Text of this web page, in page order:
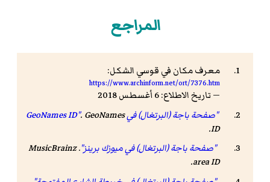
المراجع
معرف مكان في قوسي الشكل:
https://www.archinform.net/ort/7376.htm
— تاريخ الاطلاع: 6 أغسطس 2018
"صفحة باجة (البرتغال) في GeoNames ID"
. GeoNames
ID
.
"صفحة باجة (البرتغال) في ميوزك برينز".
MusicBrainz
area ID
.